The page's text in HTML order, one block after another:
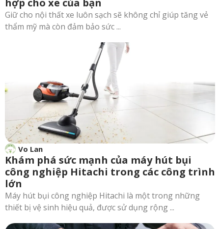
hợp cho xe của bạn
Giữ cho nội thất xe luôn sạch sẽ không chỉ giúp tăng vẻ
thẩm mỹ mà còn đảm bảo sức ...
Vo Lan
Khám phá sức mạnh của máy hút bụi
công nghiệp Hitachi trong các công trình
lớn
Máy hút bụi công nghiệp Hitachi là một trong những
thiết bị vệ sinh hiệu quả, được sử dụng rộng ...